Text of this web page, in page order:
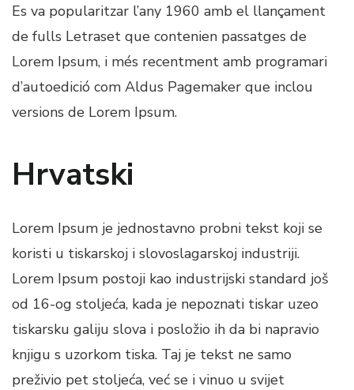
Es va popularitzar l’any 1960 amb el llançament
de fulls Letraset que contenien passatges de
Lorem Ipsum, i més recentment amb programari
d’autoedició com Aldus Pagemaker que inclou
versions de Lorem Ipsum.
Hrvatski
Lorem Ipsum je jednostavno probni tekst koji se
koristi u tiskarskoj i slovoslagarskoj industriji.
Lorem Ipsum postoji kao industrijski standard još
od 16-og stoljeća, kada je nepoznati tiskar uzeo
tiskarsku galiju slova i posložio ih da bi napravio
knjigu s uzorkom tiska. Taj je tekst ne samo
preživio pet stoljeća, već se i vinuo u svijet